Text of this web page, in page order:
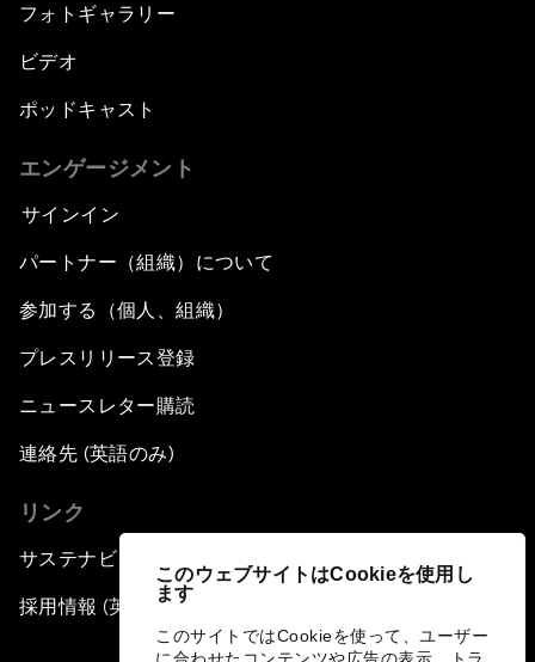
このウェブサイトはCookieを使用し
ます
このサイトではCookieを使って、ユーザー
フォトギャラリー
ビデオ
ポッドキャスト
エンゲージメント
サインイン
パートナー（組織）について
参加する（個人、組織）
プレスリリース登録
ニュースレター購読
連絡先 (英語のみ)
リンク
サステナビリティへの取り組み
採用情報 (英語のみ)